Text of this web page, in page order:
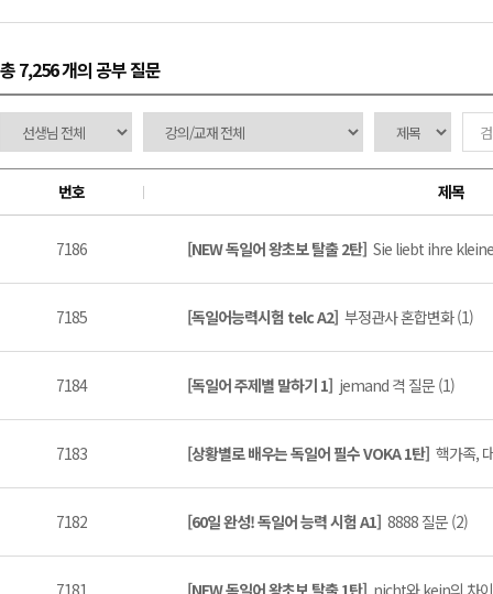
총 7,256 개의 공부 질문
번호 제목
7186 [NEW 독일어 왕초보 탈출 2탄] Sie liebt ihre
7185 [독일어능력시험 telc A2] 부정관사 혼합변화 (1)
7184 [독일어 주제별 말하기 1] jemand 격 질문 (1)
7183 [상황별로 배우는 독일어 필수 VOKA 1탄] 핵가족,
7182 [60일 완성! 독일어 능력 시험 A1] 8888 질문 (2)
7181 [NEW 독일어 왕초보 탈출 1탄] nicht와 kein의 차